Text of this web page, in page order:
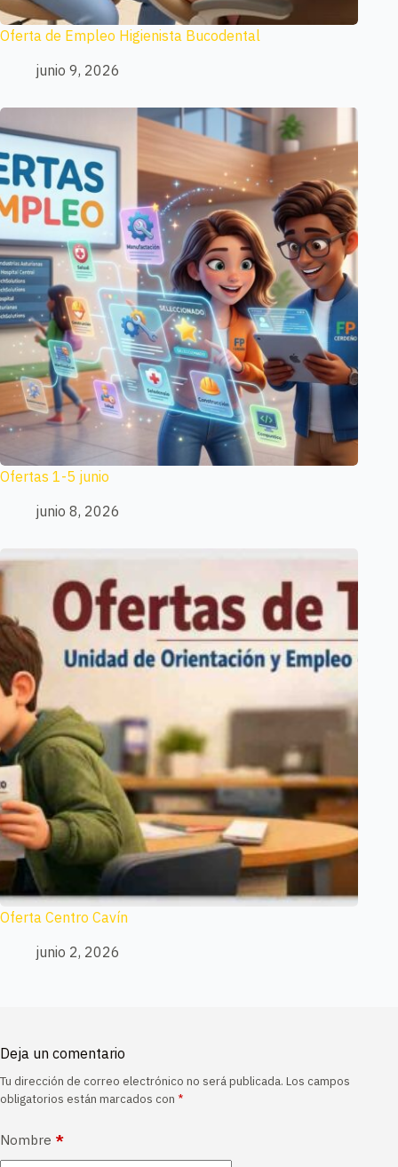
Oferta de Empleo Higienista Bucodental
junio 9, 2026
Ofertas 1-5 junio
junio 8, 2026
Oferta Centro Cavín
junio 2, 2026
Deja un comentario
Tu dirección de correo electrónico no será publicada. Los campos
obligatorios están marcados con *
Nombre *
A
l
e